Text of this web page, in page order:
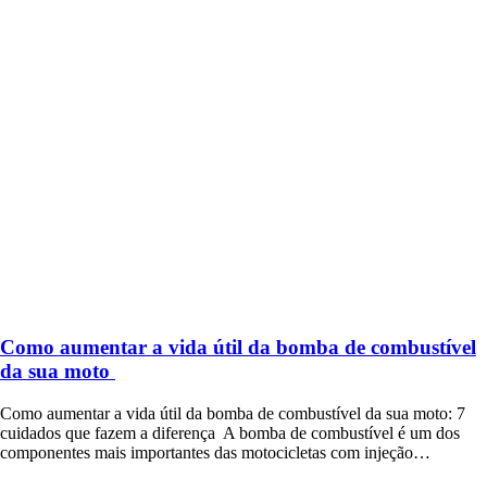
Como aumentar a vida útil da bomba de combustível
da sua moto
Como aumentar a vida útil da bomba de combustível da sua moto: 7
cuidados que fazem a diferença A bomba de combustível é um dos
componentes mais importantes das motocicletas com injeção…